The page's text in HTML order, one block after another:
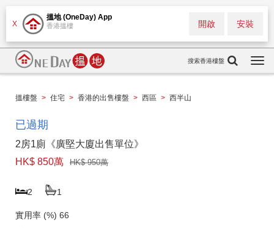
X
搵地 (OneDay) App
香港搵樓 安裝
開啟
搜索香港樓盤
搵樓盤 > 住宅 > 香港的出售樓盤 > 西區 > 西半山
已過期
2房1廁《廣堅大廈出售單位》
HK$ 850萬
HK$ 950萬
2 1
實用率 (%) 66